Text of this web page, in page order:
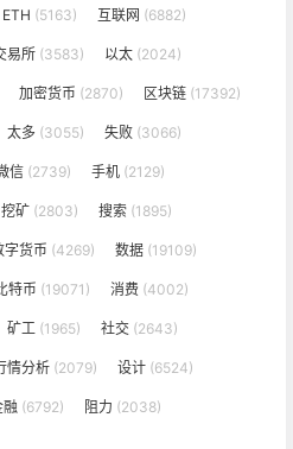
ETH (5163) 互联网 (6882)
易所 (3583) 以太 (2024)
加密货币 (2870) 区块链 (17392)
太多 (3055) 失败 (3066)
信 (2739) 手机 (2129)
挖矿 (2803) 搜索 (1895)
字货币 (4269) 数据 (19109)
特币 (19071) 消费 (4002)
矿工 (1965) 社交 (2643)
情分析 (2079) 设计 (6524)
融 (6792) 阻力 (2038)